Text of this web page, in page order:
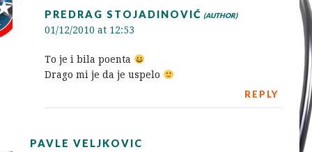
PREDRAG STOJADINOVIĆ
01/12/2010 at 12:53
To je i bila poenta
Drago mi je da je uspelo
REPLY
PAVLE VELJKOVIC